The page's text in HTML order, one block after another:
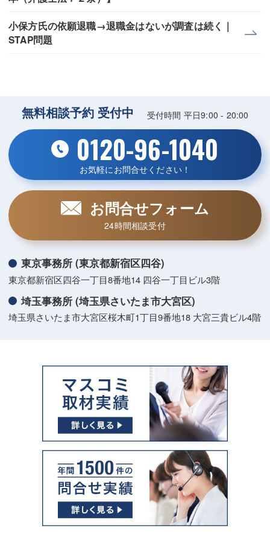
小保方氏の依願退職→退職金はないが調査は続く｜
STAP問題
無料相談予約 受付中 受付時間 平日9:00 - 20:00
0120-96-1040
お気軽にお問合せください！
お問合せフォーム
24時間相談受付
東京事務所 (東京都新宿区四谷)
東京都新宿区四谷一丁目8番地14 四谷一丁目ビル3階
埼玉事務所 (埼玉県さいたま市大宮区)
埼玉県さいたま市大宮区桜木町1丁目9番地18 大宮三貴ビル4階